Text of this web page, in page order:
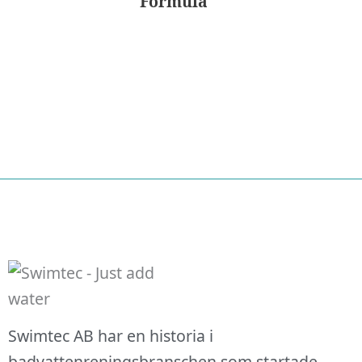
Swimtec AB har en historia i
Nödvändiga
Dessa kakor